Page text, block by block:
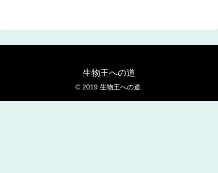
生物王への道
© 2019 生物王への道.